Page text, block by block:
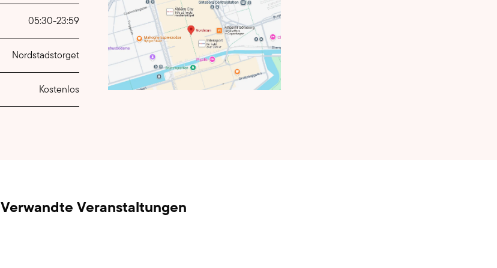
05:30-23:59
Nordstadstorget
Kostenlos
Verwandte Veranstaltungen